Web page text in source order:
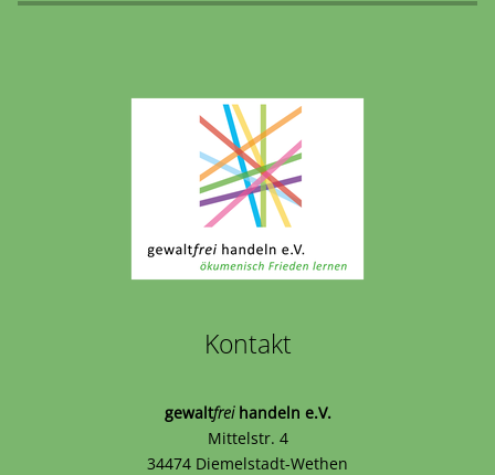
Kontakt
gewaltfreihandeln e.V.
Mittelstr. 4
34474 Diemelstadt-Wethen